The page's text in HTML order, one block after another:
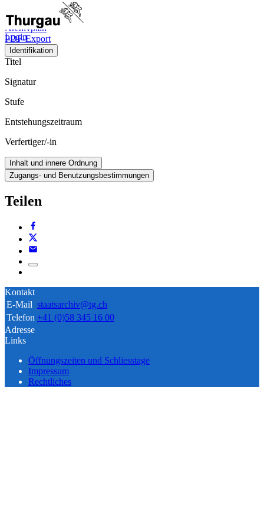
Login
Viewer
Archivplan
PDF-Export
Identifikation
Titel
Signatur
Stufe
Entstehungszeitraum
Verfertiger/-in
Inhalt und innere Ordnung
Zugangs- und Benutzungsbestimmungen
Teilen
Kontakt
E-Mail staatsarchiv@tg.ch
Telefon +41 (0)58 345 16 00
Adresse
Links
Öffnungszeiten und Schliesstage
Impressum
Rechtliches